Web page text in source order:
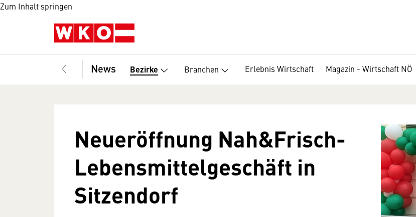
Zum Inhalt springen
News Bezirke Branchen Erlebnis Wirtschaft Magazin - Wirtschaft NÖ
Neueröffnung Nah&Frisch-
Lebensmittelgeschäft in
Sitzendorf